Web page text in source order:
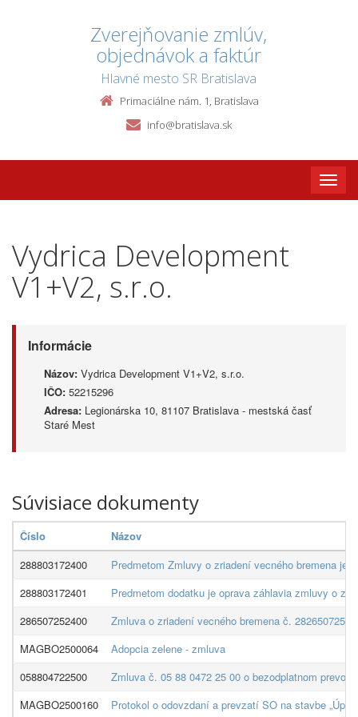
Zverejňovanie zmlúv,
objednávok a faktúr
Hlavné mesto SR Bratislava
Primaciálne nám. 1, Bratislava
info@bratislava.sk
Toggle
Vydrica Development
V1+V2, s.r.o.
Informácie
Názov: Vydrica Development V1+V2, s.r.o.
IČO: 52215296
Adresa: Legionárska 10, 81107 Bratislava - mestská časť
Staré Mest
Súvisiace dokumenty
Číslo
Názov
288803172400
Predmetom Zmluvy o zriadení vecného bremena je
288803172401
Predmetom dodatku je oprava záhlavia zmluvy o
286507252400
Zmluva o zriadení vecného bremena č.
MAGBO2500064
Adopcia zelene - zmluva
058804722500
Zmluva č. 05 88 0472 25 00 o bezodplatnom
MAGBO2500160
Protokol o odovzdaní a prevzatí SO na stavbe